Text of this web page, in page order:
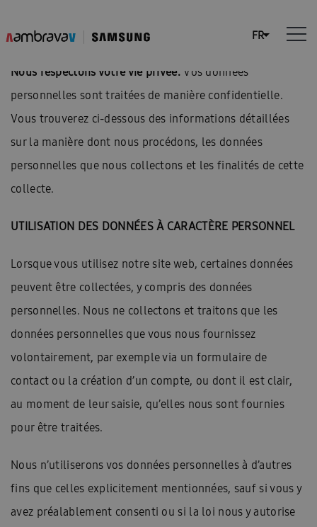
Nous respectons votre vie privée. Vos données
personnelles sont traitées de manière confidentielle.
Vous trouverez ci-dessous des informations détaillées
sur la manière dont nous procédons, les données
personnelles que nous collectons et les finalités de cette
collecte.
UTILISATION DES DONNÉES À CARACTÈRE PERSONNEL
Lorsque vous utilisez notre site web, certaines données
peuvent être collectées, y compris des données
personnelles. Nous ne collectons et traitons que les
données personnelles que vous nous fournissez
volontairement, par exemple via un formulaire de
contact ou la création d’un compte, ou dont il est clair,
au moment de leur saisie, qu’elles nous sont fournies
pour être traitées.
Nous n’utiliserons vos données personnelles à d’autres
fins que celles explicitement mentionnées, sauf si vous y
avez préalablement consenti ou si la loi nous y autorise